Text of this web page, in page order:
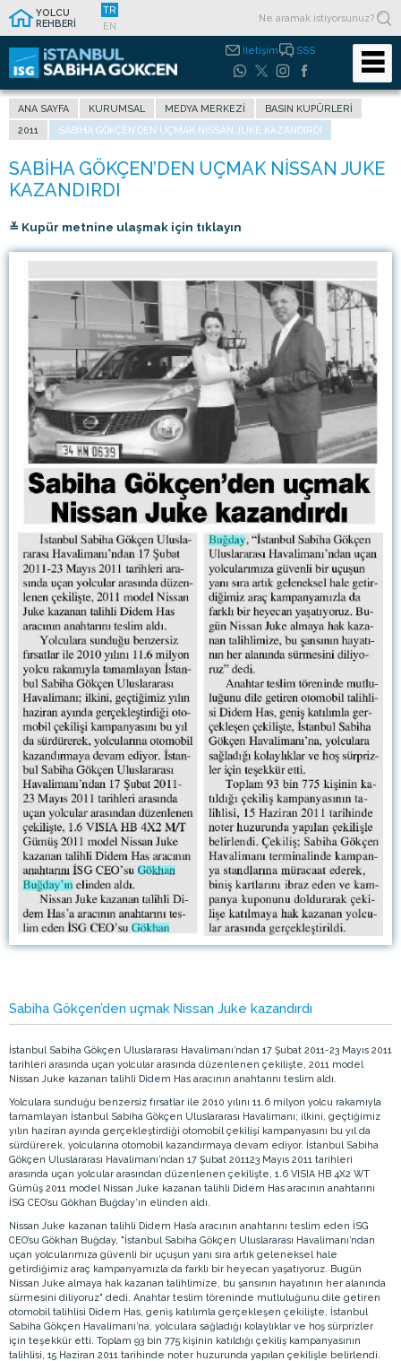
YOLCU
REHBERİ
TR
EN
İletişim SSS
ANA SAYFA KURUMSAL MEDYA MERKEZI
BASIN KUPÜRLERI
2011
SABIHA GÖKÇEN’DEN UÇMAK NISSAN JUKE KAZANDIRDI
≚ Kupür metnine ulaşmak için tıklayın
Sabiha Gökçen’den uçmak Nissan Juke kazandırdı
İstanbul Sabiha Gökçen Uluslararası Havalimanı’ndan 17 Şubat 2011-23 Mayıs 2011
tarihleri arasında uçan yolcular arasında düzenlenen çekilişte, 2011 model
Nissan Juke kazanan talihli Didem Has aracının anahtarını teslim aldı.
Yolculara sunduğu benzersiz fırsatlar ile 2010 yılını 11.6 milyon yolcu rakamıyla
tamamlayan İstanbul Sabiha Gökçen Uluslararası Havalimanı; ilkini, geçtiğimiz
yılın haziran ayında gerçekleştirdiği otomobil çekilişi kampanyasını bu yıl da
sürdürerek, yolcularına otomobil kazandırmaya devam ediyor. İstanbul Sabiha
Gökçen Uluslararası Havalimanı’ndan 17 Şubat 201123 Mayıs 2011 tarihleri
arasında uçan yolcular arasından düzenlenen çekilişte, 1.6 VISIA HB 4X2 WT
Gümüş 2011 model Nissan Juke kazanan talihli Didem Has aracının anahtarını
İSG CEO’su Gökhan Buğday’ın elinden aldı.
Nissan Juke kazanan talihli Didem Has’a aracının anahtarını teslim eden İSG
CEO’su Gökhan Buğday, "İstanbul Sabiha Gökçen Uluslararası Havalimanı’ndan
uçan yolcularımıza güvenli bir uçuşun yanı sıra artık geleneksel hale
getirdiğimiz araç kampanyamızla da farklı bir heyecan yaşatıyoruz. Bugün
Nissan Juke almaya hak kazanan talihlimize, bu şansının hayatının her alanında
sürmesini diliyoruz" dedi. Anahtar teslim töreninde mutluluğunu dile getiren
otomobil talihlisi Didem Has, geniş katılımla gerçekleşen çekilişte, İstanbul
Sabiha Gökçen Havalimanı’na, yolculara sağladığı kolaylıklar ve hoş sürprizler
için teşekkür etti. Toplam 93 bin 775 kişinin katıldığı çekiliş kampanyasının
talihlisi, 15 Haziran 2011 tarihinde noter huzurunda yapılan çekilişle belirlendi.